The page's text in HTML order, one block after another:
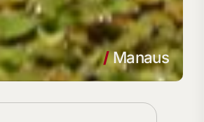
/Manaus